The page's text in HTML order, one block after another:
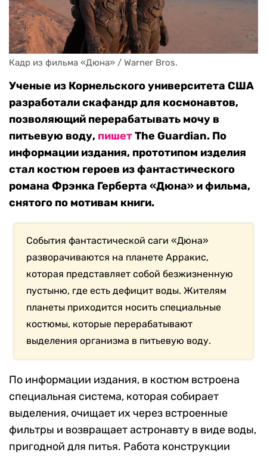
Кадр из фильма «Дюна» / Warner Bros.
Ученые из Корнельского университета США
разработали скафандр для космонавтов,
позволяющий перерабатывать мочу в
питьевую воду, пишетThe Guardian. По
информации издания, прототипом изделия
стал костюм героев из фантастического
романа Фрэнка Герберта «Дюна» и фильма,
снятого по мотивам книги.
События фантастической саги «Дюна»
разворачиваются на планете Арракис,
которая представляет собой безжизненную
пустыню, где есть дефицит воды. Жителям
планеты приходится носить специальные
костюмы, которые перерабатывают
выделения организма в питьевую воду.
По информации издания, в костюм встроена
специальная система, которая собирает
выделения, очищает их через встроенные
фильтры и возвращает астронавту в виде воды,
пригодной для питья. Работа конструкции